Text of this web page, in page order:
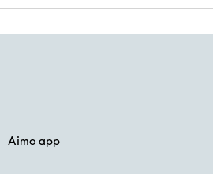
Aimo app